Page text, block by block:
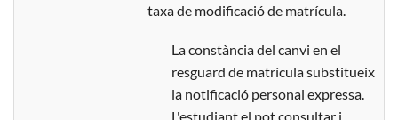
taxa de modificació de matrícula.
La constància del canvi en el
resguard de matrícula substitueix
la notificació personal expressa.
L'estudiant el pot consultar i